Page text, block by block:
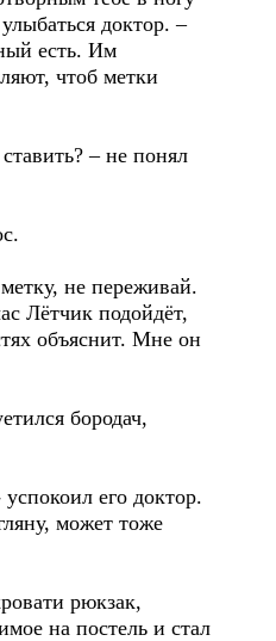
доктор. –
есть. Им
чтоб метки
– не понял
не переживай.
Лётчик подойдёт,
объяснит. Мне он
бородач,
его доктор.
может тоже
рюкзак,
на постель и стал